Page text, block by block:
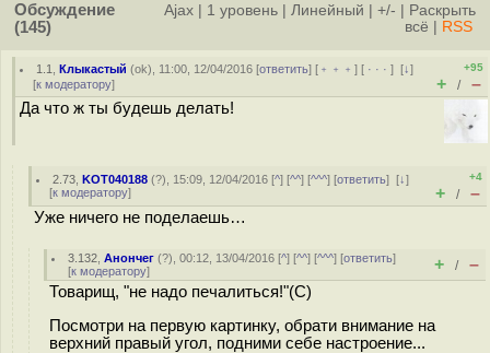
Обсуждение
(145)
Ajax 1 уровень Линейный +/-
Раскрыть
всё
RSS
1.1 ,Клыкастый (ok), 11:00, 12/04/2016 [ответить] [ ﹢﹢﹢] [ · · ·][↓]
[к модератору]
+95
+ / –
Да что ж ты будешь делать!
2.73 ,KOT040188 (?), 15:09, 12/04/2016 [^] [^^] [^^^] [ответить][↓]
[к модератору]
+4
+ / –
Уже ничего не поделаешь…
3.132 ,Анончег (?), 00:12, 13/04/2016 [^] [^^] [^^^] [ответить]
[к модератору] + / –
Товарищ, "не надо печалиться!"(С)
Посмотри на первую картинку, обрати внимание на
верхний правый угол, подними себе настроение...